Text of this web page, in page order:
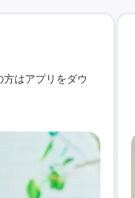
はアプリをダウ